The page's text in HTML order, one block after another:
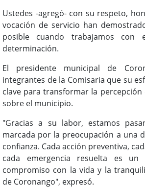
Ustedes -agregó- con su respeto,
vocación de servicio han
posible cuando trabajamos con
determinación.
El presidente municipal de
integrantes de la Comisaria que su
clave para transformar la
sobre el municipio.
"Gracias a su labor, estamos
marcada por la preocupación a una
confianza. Cada acción preventiva,
cada emergencia resuelta es
compromiso con la vida y la
de Coronango", expresó.